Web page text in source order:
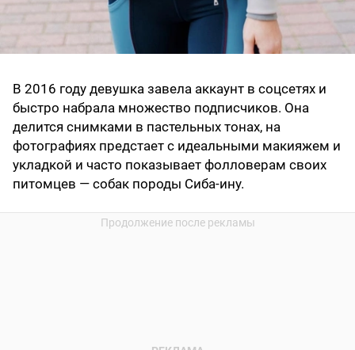
В 2016 году девушка завела аккаунт в соцсетях и
быстро набрала множество подписчиков. Она
делится снимками в пастельных тонах, на
фотографиях предстает с идеальными макияжем и
укладкой и часто показывает фолловерам своих
питомцев — собак породы Сиба-ину.